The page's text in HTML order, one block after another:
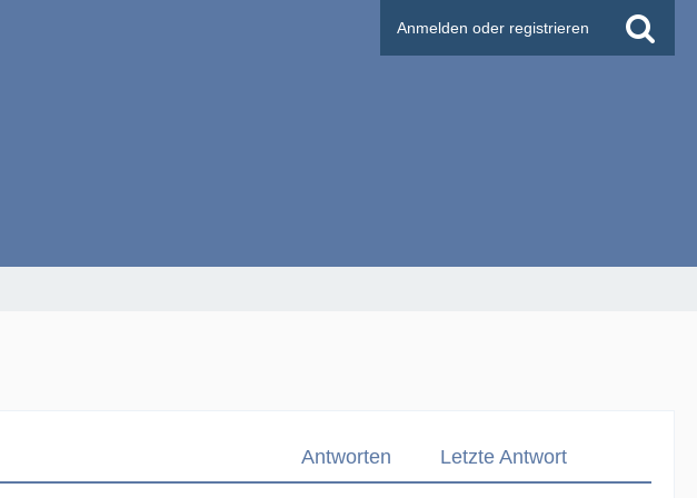
Anmelden oder registrieren
Antworten Letzte Antwort